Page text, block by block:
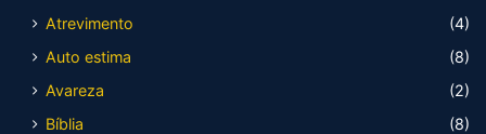
Atrevimento
(4)
Auto estima
(8)
Avareza
(2)
Bíblia
(8)